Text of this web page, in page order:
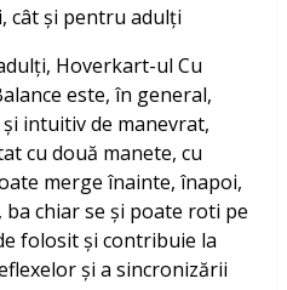
cât și pentru adulți
Hoverkart-ul Cu
este, în general,
intuitiv de manevrat,
cu două manete, cu
merge înainte, înapoi,
chiar se și poate roti pe
folosit și contribuie la
și a sincronizării